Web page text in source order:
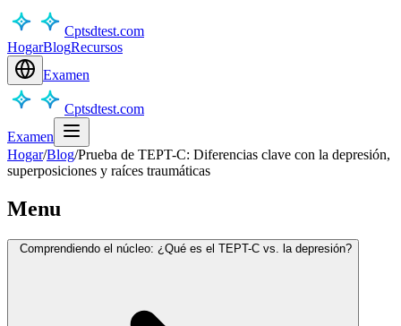
Cptsdtest.com
HogarBlogRecursos
Examen
Cptsdtest.com
Examen
Hogar/Blog/Prueba de TEPT-C: Diferencias clave con la depresión,
superposiciones y raíces traumáticas
Menu
Comprendiendo el núcleo: ¿Qué es el TEPT-C vs. la depresión?